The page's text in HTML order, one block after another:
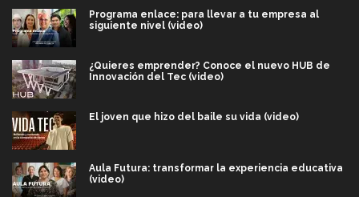
Programa enlace: para llevar a tu empresa al
siguiente nivel (video)
¿Quieres emprender? Conoce el nuevo HUB de
Innovación del Tec (video)
El joven que hizo del baile su vida (video)
Aula Futura: transformar la experiencia educativa
(video)